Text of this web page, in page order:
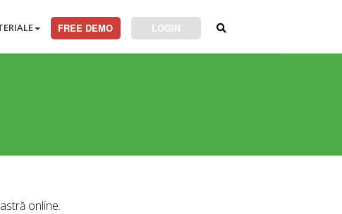
FREE DEMO LOGIN
online.